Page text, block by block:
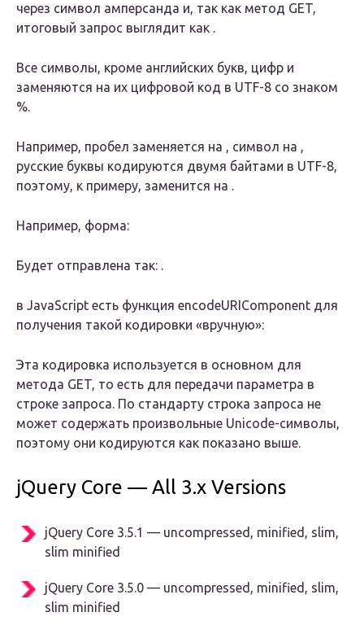
через символ амперсанда и, так как метод GET,
итоговый запрос выглядит как .
Все символы, кроме английских букв, цифр и
заменяются на их цифровой код в UTF-8 со знаком
%.
Например, пробел заменяется на , символ на ,
русские буквы кодируются двумя байтами в UTF-8,
поэтому, к примеру, заменится на .
Например, форма:
Будет отправлена так: .
в JavaScript есть функция encodeURIComponent для
получения такой кодировки «вручную»:
Эта кодировка используется в основном для
метода GET, то есть для передачи параметра в
строке запроса. По стандарту строка запроса не
может содержать произвольные Unicode-символы,
поэтому они кодируются как показано выше.
jQuery Core — All 3.x Versions
jQuery Core 3.5.1 — uncompressed, minified, slim,
slim minified
jQuery Core 3.5.0 — uncompressed, minified, slim,
slim minified